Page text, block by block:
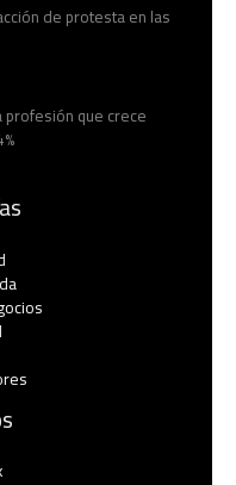
de protesta en las
profesión que crece